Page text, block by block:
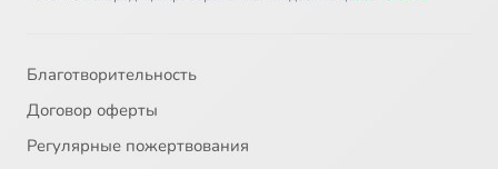
Благотворительность
Договор оферты
Регулярные пожертвования